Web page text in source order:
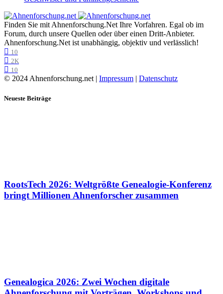
Finden Sie mit Ahnenforschung.Net Ihre Vorfahren. Egal ob im
Forum, durch unsere Quellen oder über einen Dritt-Anbieter.
Ahnenforschung.Net ist unabhängig, objektiv und verlässlich!
10
2K
10
© 2024 Ahnenforschung.net | Impressum | Datenschutz
Neueste Beiträge
RootsTech 2026: Weltgrößte Genealogie-Konferenz
bringt Millionen Ahnenforscher zusammen
Genealogica 2026: Zwei Wochen digitale